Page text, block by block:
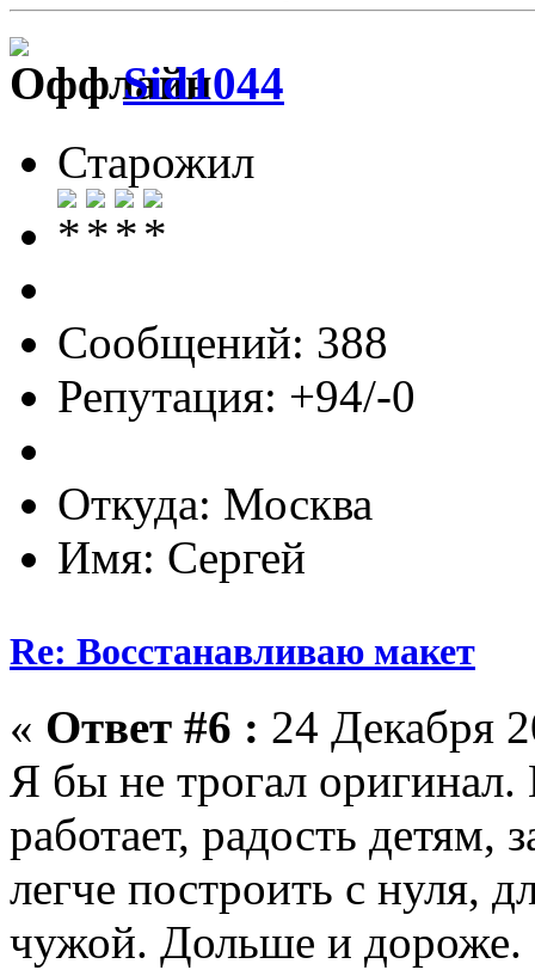
Sid1044
Старожил
Сообщений: 388
Репутация: +94/-0
Откуда: Москва
Имя: Сергей
Re: Восстанавливаю макет
« Ответ #6 : 24 Декабря
Я бы не трогал
работает, радость детям,
легче построить с нуля,
чужой. Дольше и дороже.